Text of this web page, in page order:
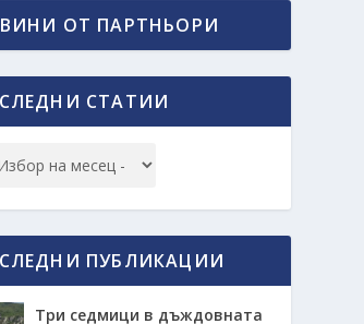
ОТ ПАРТНЬОРИ
СТАТИИ
ПУБЛИКАЦИИ
Три седмици в дъждовната